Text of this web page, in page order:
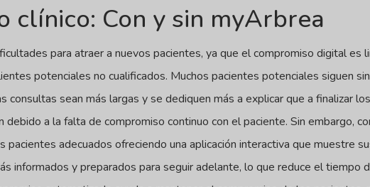
clínico: Con y sin myArbrea
para atraer a nuevos pacientes, ya que el compromiso digital es
potenciales no cualificados. Muchos pacientes potenciales siguen
consultas sean más largas y se dediquen más a explicar que a finalizar
debido a la falta de compromiso continuo con el paciente. Sin embargo,
pacientes adecuados ofreciendo una aplicación interactiva que muestre
informados y preparados para seguir adelante, lo que reduce el tiempo